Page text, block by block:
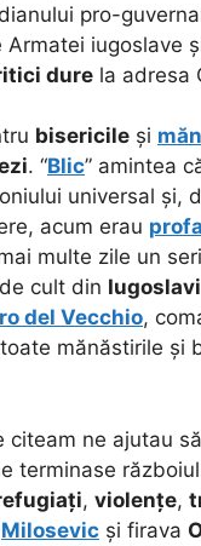
pro-
Armatei iugoslave
dure la adresa
bisericile și
. “Blic” amintea
universal și,
acum erau
multe zile un
cult din
del Vecchio,
toate mănăstirile și
citeam ne ajutau
terminase
, violențe,
Milosevic și firava